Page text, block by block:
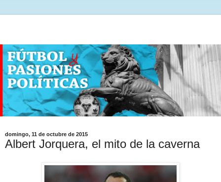
domingo, 11 de octubre de 2015
Albert Jorquera, el mito de la caverna